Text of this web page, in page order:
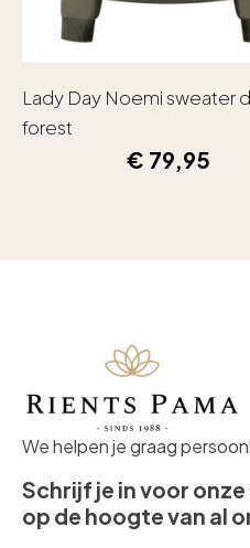
Lady Day Noemi sweater
forest
€ 79,95
We helpen je graag
Schrijf je in voor
op de hoogte van al